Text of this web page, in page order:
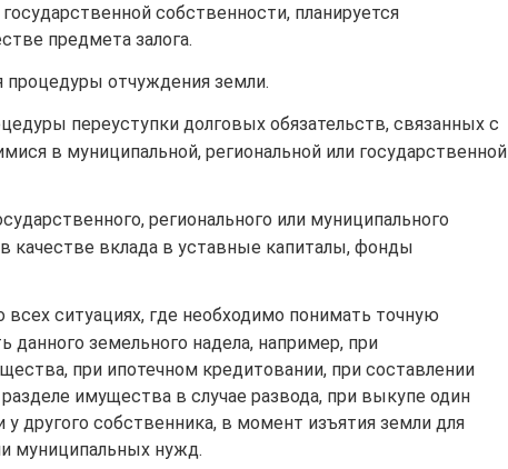
собственности, планируется
предмета залога.
процедуры отчуждения земли.
переуступки долговых обязательств, связанных с
в муниципальной, региональной или государственной
регионального или муниципального
качестве вклада в уставные капиталы, фонды
всех ситуациях, где необходимо понимать точную
земельного надела, например, при
при ипотечном кредитовании, при составлении
разделе имущества в случае развода, при выкупе один
другого собственника, в момент изъятия земли для
муниципальных нужд.